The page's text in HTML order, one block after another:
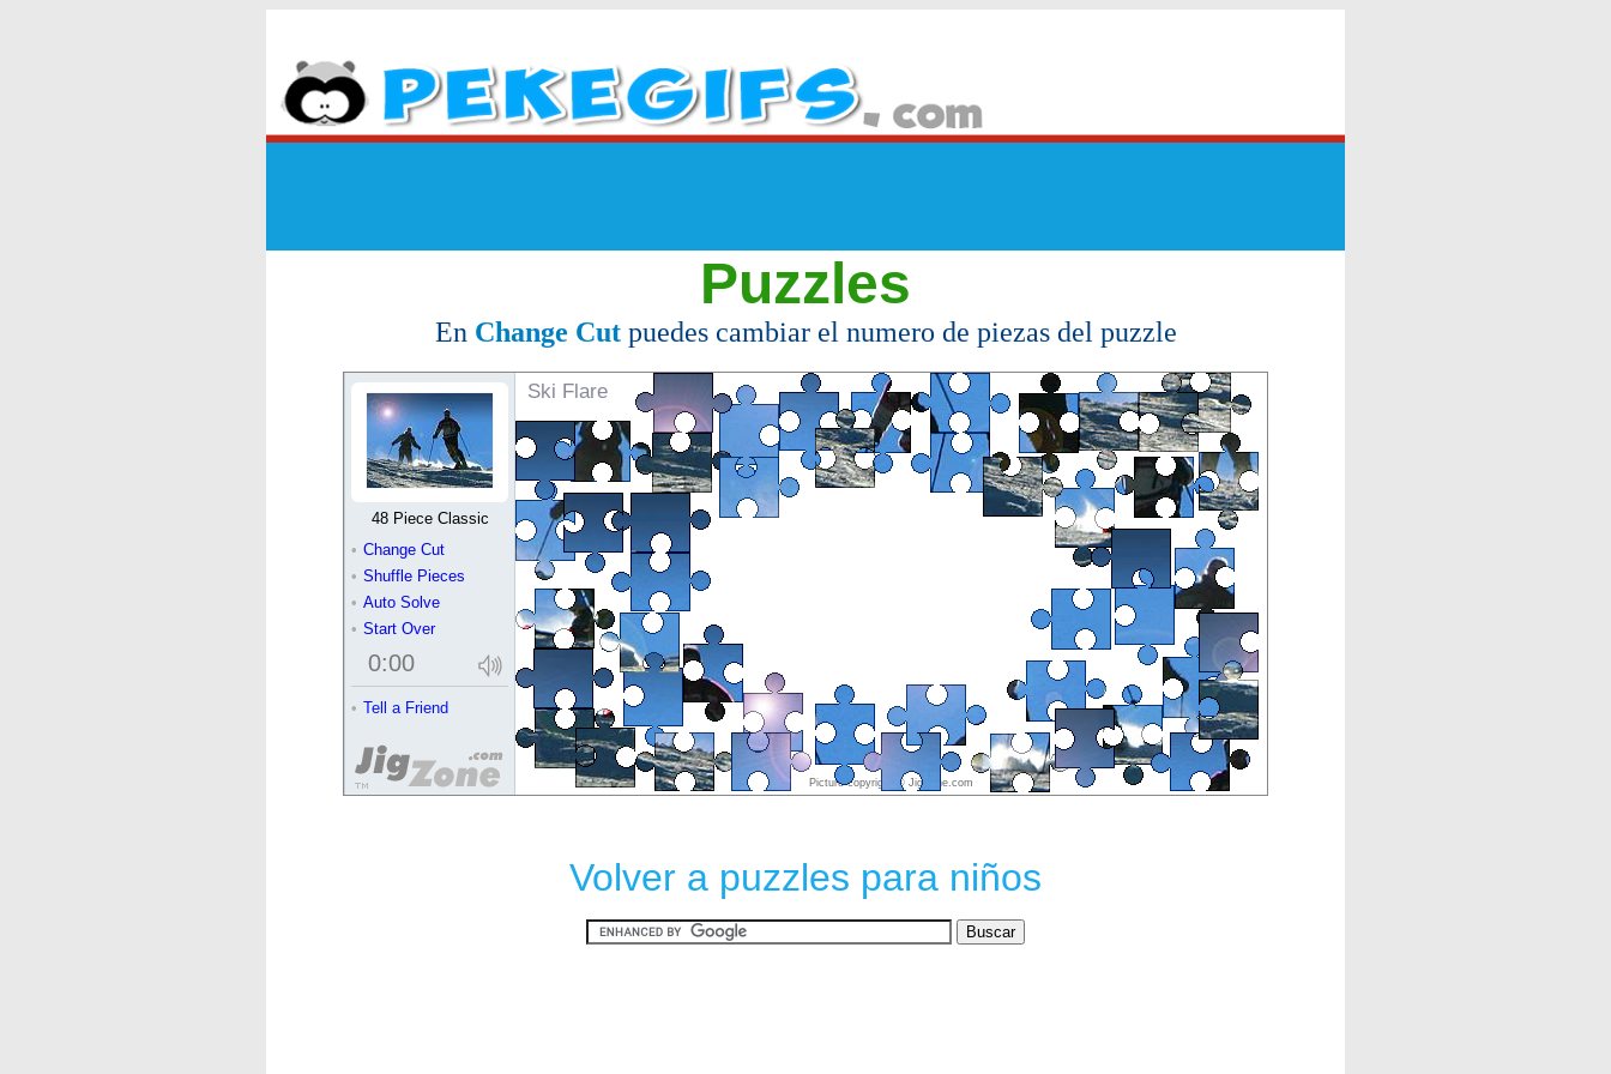
Puzzles
En Change Cutpuedes cambiar el numero de piezas del puzzle
Volver a puzzles para niños